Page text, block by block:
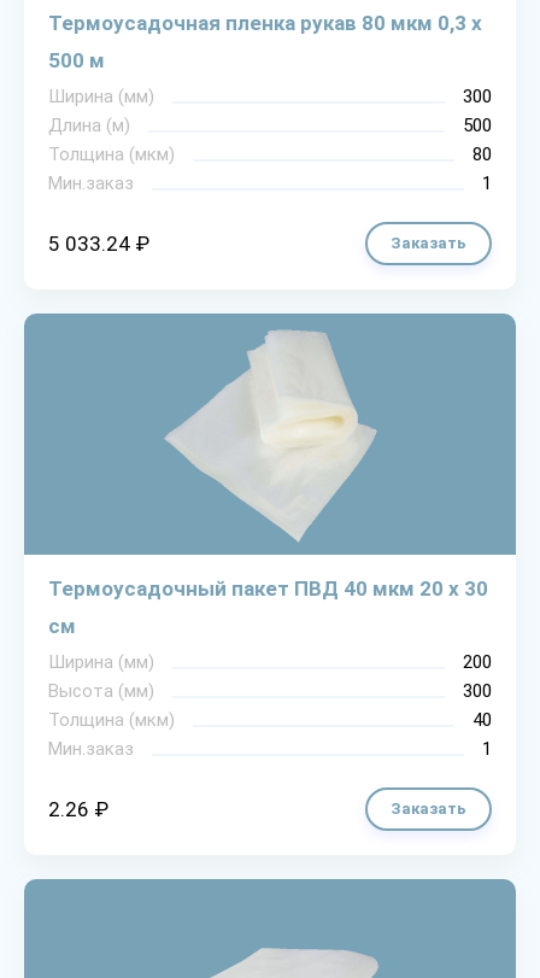
Термоусадочная пленка рукав 80 мкм 0,3 х
500 м
Ширина (мм)
300
Длина (м)
500
Толщина (мкм)
80
Мин.заказ
1
5 033.24 ₽ Заказать
Термоусадочный пакет ПВД 40 мкм 20 х 30
см
Ширина (мм)
200
Высота (мм)
300
Толщина (мкм)
40
Мин.заказ
1
2.26 ₽ Заказать